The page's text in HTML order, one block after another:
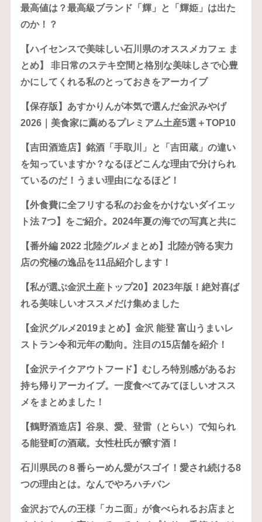
最高値は？最高級ブランド「輝」と「輝姫」は出た
のか！？
【ハイセンスで美味しい石川県のオススメカフェ ま
とめ】 非日常のステキ空間と格別な美味しさで心豊
かにしてくれる私のとっておきをアーカイブ
【保存版】あすかりんが本気で選んだ金沢みやげ
2026｜美食家に薦めるプレミアム土産5選＋TOP10
【吉田酒造店】銘酒「手取川」と「吉田蔵」の違い
を知っていますか？なるほどこんな理由で分けられ
ているのだ！うまい理由になるほど！
【外食費に全フリする私のお金をかけないダイエッ
ト法 7つ】をご紹介。2024年夏の海での写真と共に
【番外編 2022 北陸グルメまとめ】北陸が誇る実力
店の究極の逸品を11品紹介します！
【私が選ぶ金沢土産トップ20】2023年版！絶対喜ば
れる美味しいオススメだけ集めました
【金沢グルメ2019まとめ】金沢 能登 富山うまいレ
ストラン令和元年の動向。注目の15店舗を紹介！
【金沢テイクアウトフード】むしろ特別感があるお
持ち帰りアーカイブ。一度食べてみてほしいオスス
メをまとめました！
【鶴野酒造店】谷泉、愛、登雷（とらい）で知られ
る能登町の酒蔵。女性杜氏が醸す酒！
石川県民の８番らーめん愛がスゴイ！愛され続ける8
つの理由とは。なんでやろハチバン
金沢おでんの王様「カニ面」が食べられるお店まと